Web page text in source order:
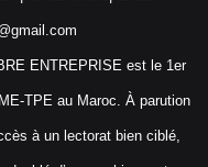
ENTREPRISE est le 1er
TPE au Maroc. À parution
à un lectorat bien ciblé,